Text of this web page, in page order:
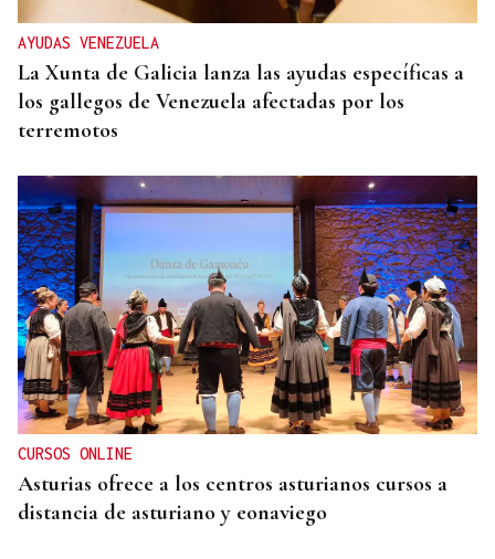
AYUDAS VENEZUELA
La Xunta de Galicia lanza las ayudas específicas a
los gallegos de Venezuela afectadas por los
terremotos
CURSOS ONLINE
Asturias ofrece a los centros asturianos cursos a
distancia de asturiano y eonaviego